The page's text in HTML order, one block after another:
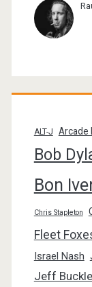
ALT-J Arcade
Bob
Bon
Chris Stapleton
Fleet
Israel Nash
Jeff